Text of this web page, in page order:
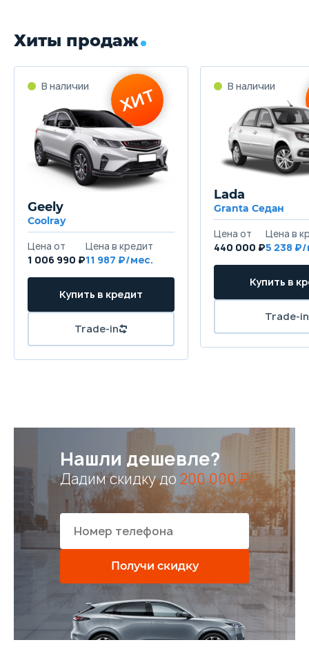
Хиты продаж
Geely
Coolray
1 006 990 ₽11 987
Lada
Granta Седан
440 000 ₽5 238
Нашли дешевле?
Дадим скидку до 200 000 ₽
Получи скидку